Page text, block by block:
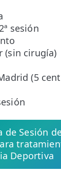
sesión
(sin cirugía)
(5
de Sesión
Deportiva